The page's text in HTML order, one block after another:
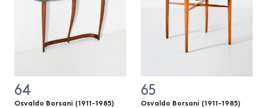
64
Osvaldo Borsani (1911-1985)
65
Osvaldo Borsani (1911-1985)